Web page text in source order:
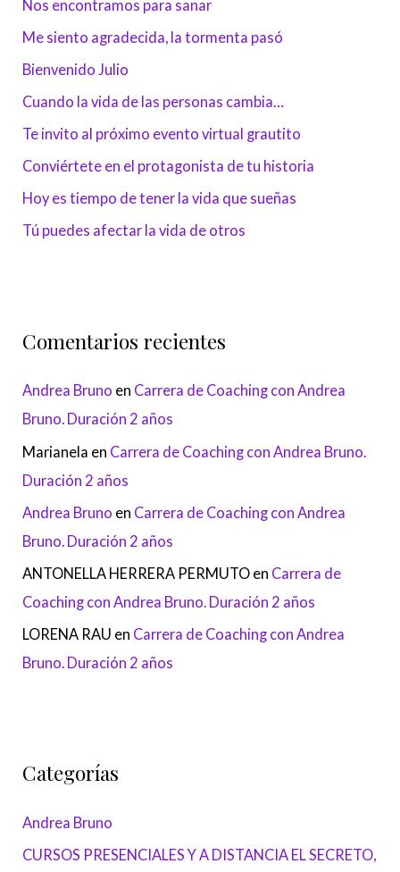
Nos encontramos para sanar
Me siento agradecida, la tormenta pasó
Bienvenido Julio
Cuando la vida de las personas cambia…
Te invito al próximo evento virtual grautito
Conviértete en el protagonista de tu historia
Hoy es tiempo de tener la vida que sueñas
Tú puedes afectar la vida de otros
Comentarios recientes
Andrea Bruno en Carrera de Coaching con Andrea
Bruno. Duración 2 años
Marianela en Carrera de Coaching con Andrea Bruno.
Duración 2 años
Andrea Bruno en Carrera de Coaching con Andrea
Bruno. Duración 2 años
ANTONELLA HERRERA PERMUTO en Carrera de
Coaching con Andrea Bruno. Duración 2 años
LORENA RAU en Carrera de Coaching con Andrea
Bruno. Duración 2 años
Categorías
Andrea Bruno
CURSOS PRESENCIALES Y A DISTANCIA EL SECRETO,